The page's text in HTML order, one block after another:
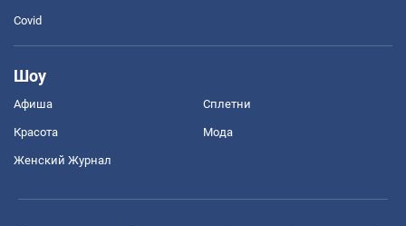
Covid
Шоу
Афиша Сплетни
Красота Мода
Женский Журнал